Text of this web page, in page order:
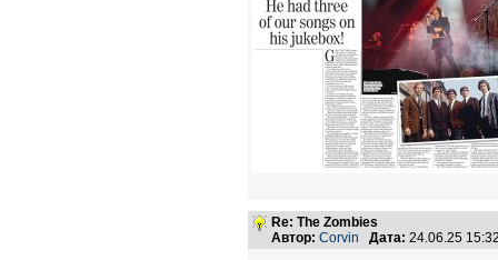
Re: The Zombies
Автор: Corvin Дата: 24.06.25